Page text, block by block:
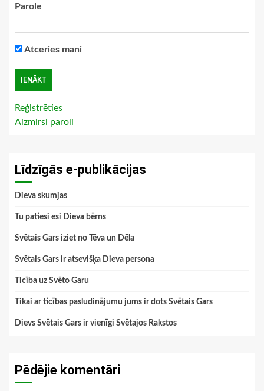
Parole
Atceries mani
Reģistrēties
Aizmirsi paroli
Līdzīgās e-publikācijas
Dieva skumjas
Tu patiesi esi Dieva bērns
Svētais Gars iziet no Tēva un Dēla
Svētais Gars ir atsevišķa Dieva persona
Ticība uz Svēto Garu
Tikai ar ticības pasludinājumu jums ir dots Svētais Gars
Dievs Svētais Gars ir vienīgi Svētajos Rakstos
Pēdējie komentāri